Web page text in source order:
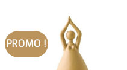
PROMO !